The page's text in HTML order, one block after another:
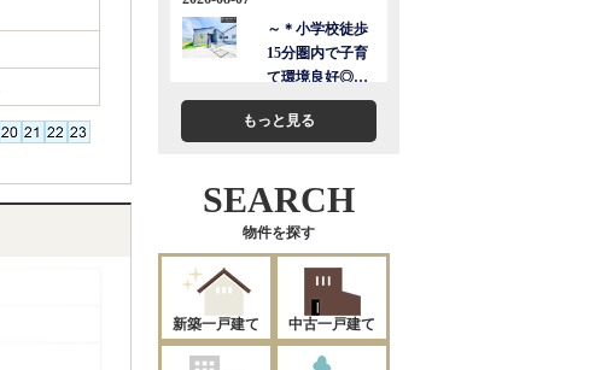
もっと見る
SEARCH
物件を探す
新築一戸建て 中古一戸建て